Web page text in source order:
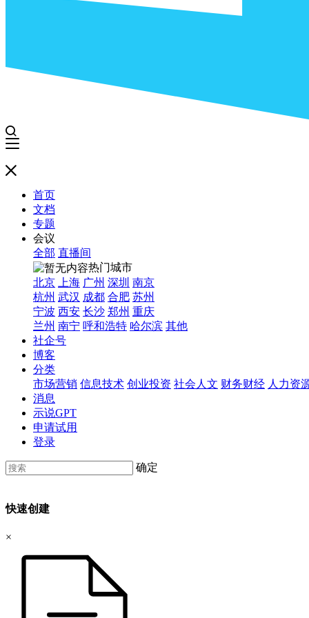
首页
文档
专题
会议
全部 直播间
热门城市
北京
上海 广州 深圳 南京
杭州 武汉 成都 合肥 苏州
宁波 西安 长沙 郑州 重庆
兰州 南宁 呼和浩特 哈尔滨 其他
社企号
博客
分类
市场营销 信息技术 创业投资 社会人文 财务财经 人力资
消息
示说GPT
申请试用
登录
确定
快速创建
×